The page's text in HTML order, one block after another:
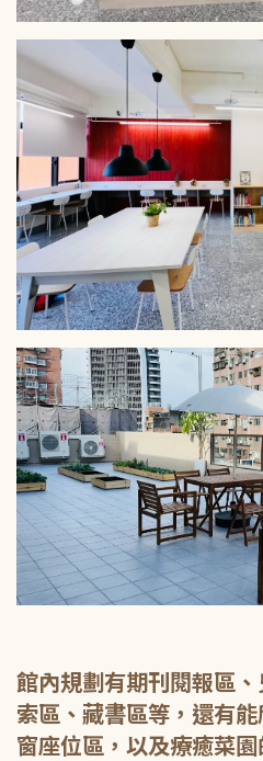
館內規劃有期刊閱報區
索區、藏書區等，還有
窗座位區，以及療癒菜